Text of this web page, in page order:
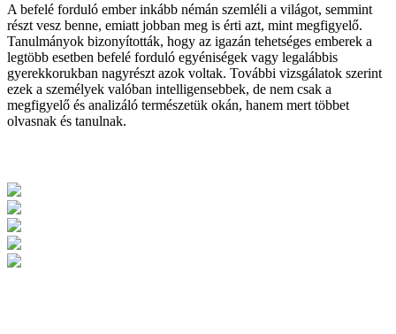
A befelé forduló ember inkább némán szemléli a világot, semmint
részt vesz benne, emiatt jobban meg is érti azt, mint megfigyelő.
Tanulmányok bizonyították, hogy az igazán tehetséges emberek a
legtöbb esetben befelé forduló egyéniségek vagy legalábbis
gyerekkorukban nagyrészt azok voltak. További vizsgálatok szerint
ezek a személyek valóban intelligensebbek, de nem csak a
megfigyelő és analizáló természetük okán, hanem mert többet
olvasnak és tanulnak.